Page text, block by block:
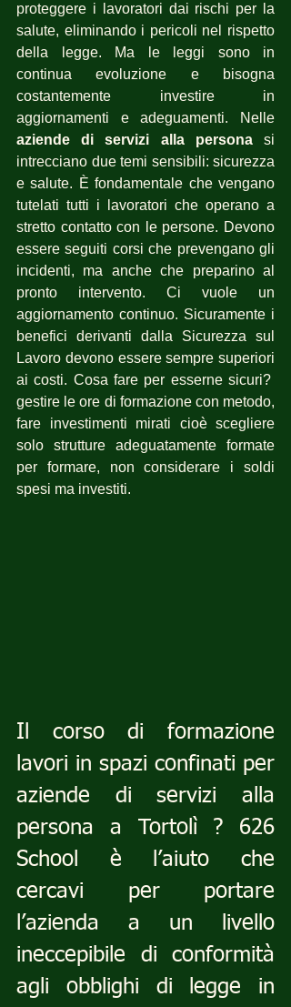
proteggere i lavoratori dai rischi per la
salute, eliminando i pericoli nel rispetto
della legge. Ma le leggi sono in
continua evoluzione e bisogna
costantemente investire in
aziende di servizi alla persona si
intrecciano due temi sensibili: sicurezza
e salute. È fondamentale che vengano
tutelati tutti i lavoratori che operano a
stretto contatto con le persone. Devono
essere seguiti corsi che prevengano gli
incidenti, ma anche che preparino al
pronto intervento. Ci vuole un
aggiornamento continuo. Sicuramente i
benefici derivanti dalla Sicurezza sul
Lavoro devono essere sempre superiori
ai costi. Cosa fare per esserne sicuri?
gestire le ore di formazione con metodo,
fare investimenti mirati cioè scegliere
solo strutture adeguatamente formate
per formare, non considerare i soldi
spesi ma investiti.
Il corso di formazione
lavori in spazi confinati per
aziende di servizi alla
persona a Tortolì ? 626
School è l’aiuto che
cercavi per portare
l’azienda a un livello
ineccepibile di conformità
agli obblighi di legge in